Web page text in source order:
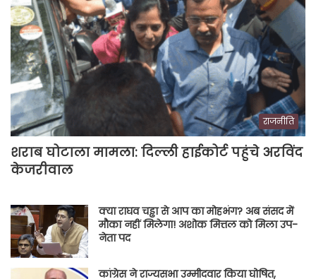
राजनीति
शराब घोटाला मामला: दिल्ली हाईकोर्ट पहुंचे अरविंद
केजरीवाल
क्या राघव चड्ढा से आप का मोहभंग? अब संसद में
मौका नहीं मिलेगा! अशोक मित्तल को मिला उप-
नेता पद
कांग्रेस ने राज्यसभा उम्मीदवार किया घोषित,